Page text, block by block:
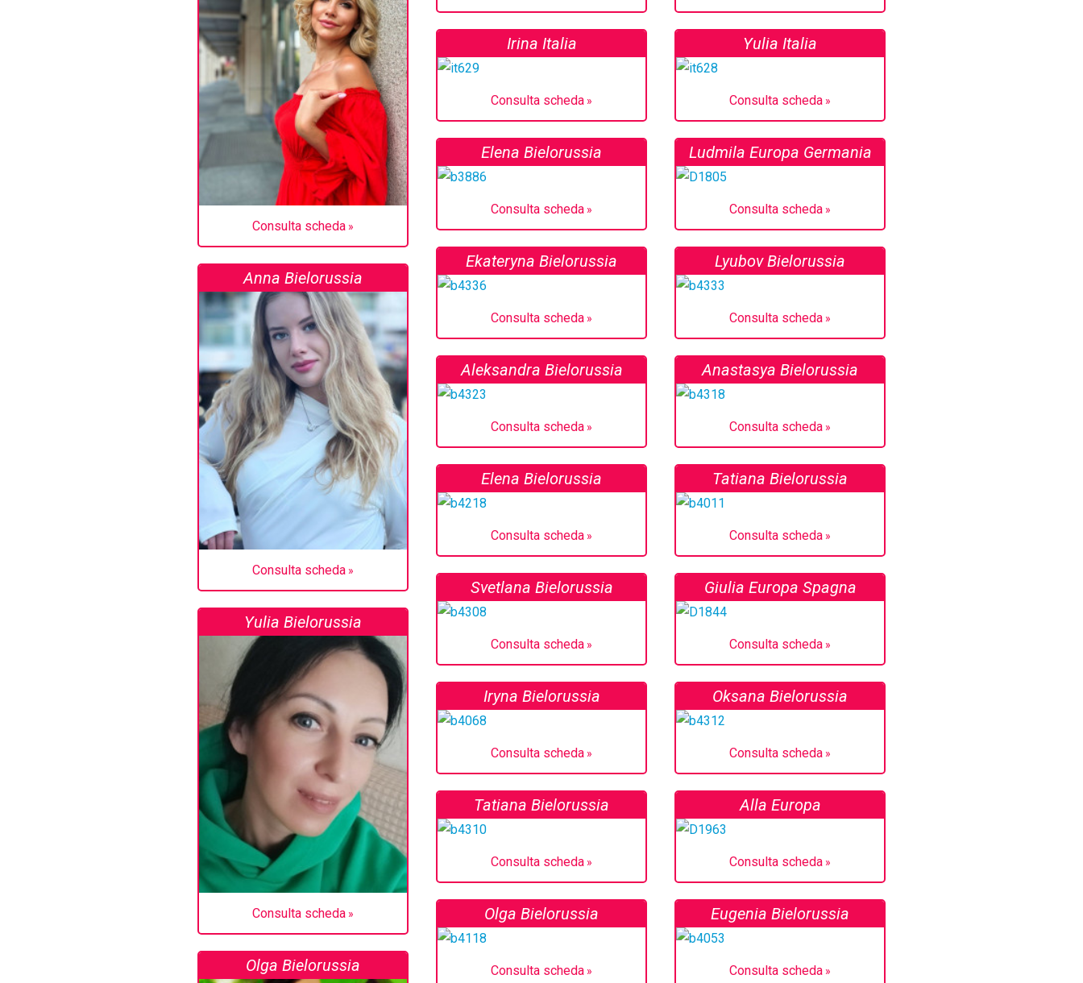
Consulta scheda
Anna Bielorussia
Consulta scheda
Yulia Bielorussia
Consulta scheda
Olga Bielorussia
Irina Italia
Consulta scheda
Elena Bielorussia
Consulta scheda
Ekateryna Bielorussia
Consulta scheda
Aleksandra Bielorussia
Consulta scheda
Elena Bielorussia
Consulta scheda
Svetlana Bielorussia
Consulta scheda
Iryna Bielorussia
Consulta scheda
Tatiana Bielorussia
Consulta scheda
Olga Bielorussia
Consulta scheda
Yulia Italia
Consulta scheda
Ludmila Europa Germania
Consulta scheda
Lyubov Bielorussia
Consulta scheda
Anastasya Bielorussia
Consulta scheda
Tatiana Bielorussia
Consulta scheda
Giulia Europa Spagna
Consulta scheda
Oksana Bielorussia
Consulta scheda
Alla Europa
Consulta scheda
Eugenia Bielorussia
Consulta scheda